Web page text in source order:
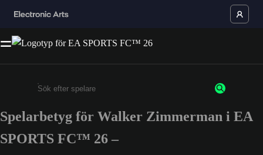
Ange minst 3 tecken eller siffror
Spelarbetyg för Walker Zimmerman i EA
SPORTS FC™ 26 –